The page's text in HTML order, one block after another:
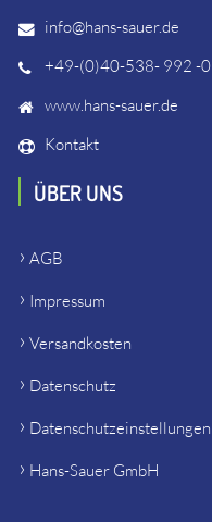
info@hans-sauer.de
+49-(0)40-538- 992 -0
www.hans-sauer.de
Kontakt
ÜBER UNS
AGB
Impressum
Versandkosten
Datenschutz
Datenschutzeinstellungen
Hans-Sauer GmbH